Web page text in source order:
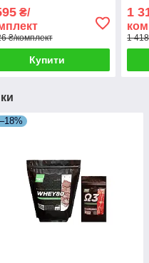
₴/
₴/комплект
Купити
1
1
–18%